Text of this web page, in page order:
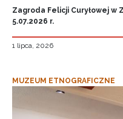
Zagroda Felicji Curyłowej w
5.07.2026 r.
1 lipca, 2026
MUZEUM ETNOGRAFICZNE